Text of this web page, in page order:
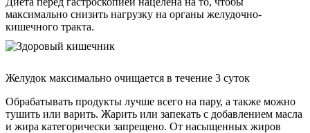
максимально снизить нагрузку на органы желудочно-
кишечного тракта.
Желудок максимально очищается в течение 3 суток
Обрабатывать продукты лучше всего на пару, а также можно
тушить или варить. Жарить или запекать с добавлением масла
и жира категорически запрещено. От насыщенных жиров